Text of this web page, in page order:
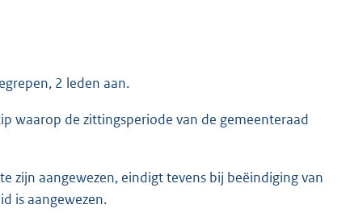
2 leden aan.
waarop de zittingsperiode van de gemeenteraad
zijn aangewezen, eindigt tevens bij beëindiging van
is aangewezen.